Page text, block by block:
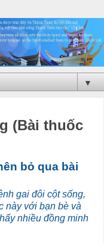
▼
(Bài thuốc
bỏ qua bài
gai đôi cột sống,
này với bạn bè và
nhiều đồng minh